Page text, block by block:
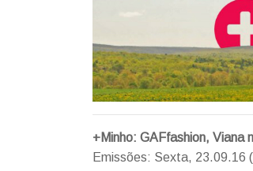
+Minho: GAFfashion, Viana
Emissões: Sexta, 23.09.16